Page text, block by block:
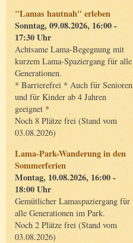
"Lamas hautnah" erleben
Sonntag, 09.08.2026, 16:00 -
17:30 Uhr
Achtsame Lama-Begegnung mit
kurzem Lama-Spaziergang für alle
Generationen.
* Barrierefrei * Auch für Senioren
und für Kinder ab 4 Jahren
geeignet *
Noch 8 Plätze frei (Stand vom
03.08.2026)
Lama-Park-Wanderung in den
Sommerferien
Montag, 10.08.2026, 16:00 -
18:00 Uhr
Gemütlicher Lamaspaziergang für
alle Generationen im Park.
Noch 2 Plätze frei (Stand vom
03.08.2026)